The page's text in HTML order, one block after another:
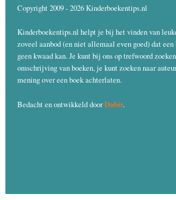
Copyright 2009 - 2026 Kinderboekentips.nl
Kinderboekentips.nl helpt je bij het vinden van
zoveel aanbod (en niet allemaal even goed) dat
geen kwaad kan. Je kunt bij ons op trefwoord
omschrijving van boeken, je kunt zoeken naar
mening over een boek achterlaten.
Bedacht en ontwikkeld doorDubit.